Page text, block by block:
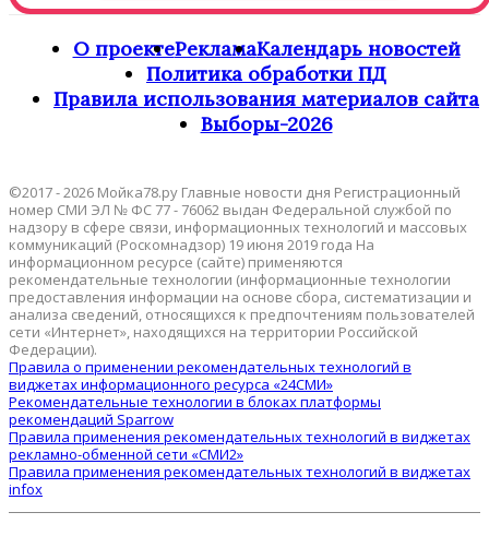
О проектеРекламаКалендарь новостей
Политика обработки ПД
Правила использования материалов сайта
Выборы-2026
©2017 - 2026 Мойка78.ру Главные новости дня Регистрационный
номер СМИ ЭЛ № ФС 77 - 76062 выдан Федеральной службой по
надзору в сфере связи, информационных технологий и массовых
коммуникаций (Роскомнадзор) 19 июня 2019 года На
информационном ресурсе (сайте) применяются
рекомендательные технологии (информационные технологии
предоставления информации на основе сбора, систематизации и
анализа сведений, относящихся к предпочтениям пользователей
сети «Интернет», находящихся на территории Российской
Федерации).
Правила о применении рекомендательных технологий в
виджетах информационного ресурса «24СМИ»
Рекомендательные технологии в блоках платформы
рекомендаций Sparrow
Правила применения рекомендательных технологий в виджетах
рекламно-обменной сети «СМИ2»
Правила применения рекомендательных технологий в виджетах
infox